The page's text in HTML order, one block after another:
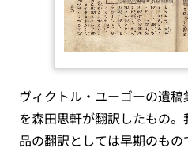
ヴィクトル・ユーゴーの遺
を森田思軒が翻訳したもの
品の翻訳としては早期のも